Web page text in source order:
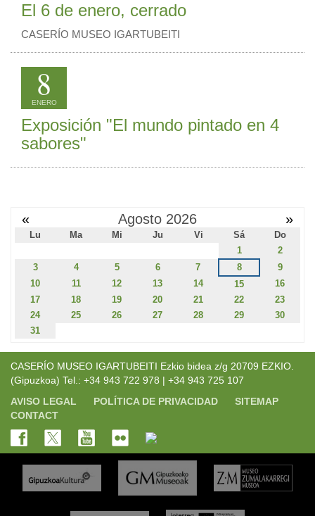
El 6 de enero, cerrado
CASERÍO MUSEO IGARTUBEITI
8
ENERO
Exposición "El mundo pintado en 4
sabores"
« Agosto 2026 »
Lu Ma Mi Ju Vi Sá
Do
1
2
3
4 5 6 7 8
9
10
11 12 13 14 15
16
17
18 19 20 21 22
23
24
25 26 27 28 29
30
31
CASERÍO MUSEO IGARTUBEITI Ezkio bidea z/g 20709 EZKIO.
(Gipuzkoa) Tel.: +34 943 722 978 | +34 943 725 107
AVISO LEGAL
POLÍTICA DE PRIVACIDAD
SITEMAP
CONTACT